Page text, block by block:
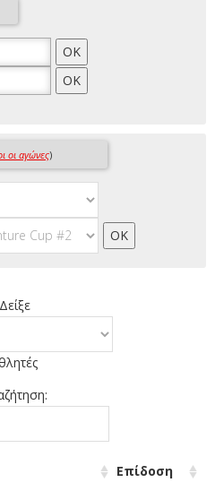
οι αγώνες)
Δείξε
Επίδοση